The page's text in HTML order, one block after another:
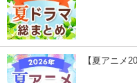
【夏アニメ